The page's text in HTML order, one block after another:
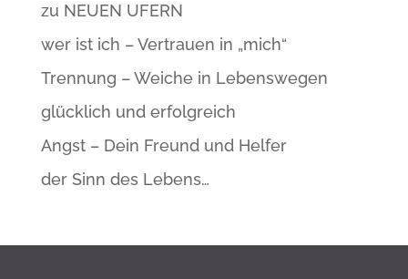
zu NEUEN UFERN
wer ist ich – Vertrauen in „mich“
Trennung – Weiche in Lebenswegen
glücklich und erfolgreich
Angst – Dein Freund und Helfer
der Sinn des Lebens…